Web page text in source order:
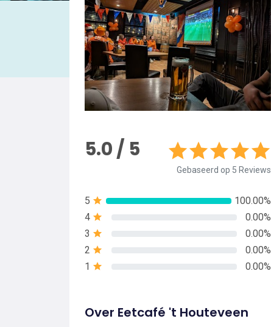
5.0 / 5
Gebaseerd op 5 Reviews
5
100.00%
4
0.00%
3
0.00%
2
0.00%
1
0.00%
Over Eetcafé 't Houteveen